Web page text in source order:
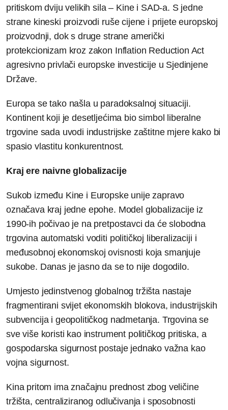
pritiskom dviju velikih sila – Kine i SAD-a. S jedne
strane kineski proizvodi ruše cijene i prijete europskoj
proizvodnji, dok s druge strane američki
protekcionizam kroz zakon Inflation Reduction Act
agresivno privlači europske investicije u Sjedinjene
Države.
Europa se tako našla u paradoksalnoj situaciji.
Kontinent koji je desetljećima bio simbol liberalne
trgovine sada uvodi industrijske zaštitne mjere kako bi
spasio vlastitu konkurentnost.
Kraj ere naivne globalizacije
Sukob između Kine i Europske unije zapravo
označava kraj jedne epohe. Model globalizacije iz
1990-ih počivao je na pretpostavci da će slobodna
trgovina automatski voditi političkoj liberalizaciji i
međusobnoj ekonomskoj ovisnosti koja smanjuje
sukobe. Danas je jasno da se to nije dogodilo.
Umjesto jedinstvenog globalnog tržišta nastaje
fragmentirani svijet ekonomskih blokova, industrijskih
subvencija i geopolitičkog nadmetanja. Trgovina se
sve više koristi kao instrument političkog pritiska, a
gospodarska sigurnost postaje jednako važna kao
vojna sigurnost.
Kina pritom ima značajnu prednost zbog veličine
tržišta, centraliziranog odlučivanja i sposobnosti